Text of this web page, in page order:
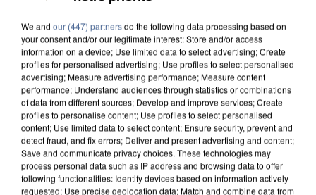
We and our (447) partnersdo the following data processing based on
your consent and/or our legitimate interest: Store and/or access
information on a device; Use limited data to select advertising; Create
profiles for personalised advertising; Use profiles to select personalised
advertising; Measure advertising performance; Measure content
performance; Understand audiences through statistics or combinations
of data from different sources; Develop and improve services; Create
profiles to personalise content; Use profiles to select personalised
content; Use limited data to select content; Ensure security, prevent and
detect fraud, and fix errors; Deliver and present advertising and content;
Save and communicate privacy choices. These technologies may
process personal data such as IP address and browsing data to offer
following functionalities: Identify devices based on information actively
requested; Use precise geolocation data; Match and combine data from